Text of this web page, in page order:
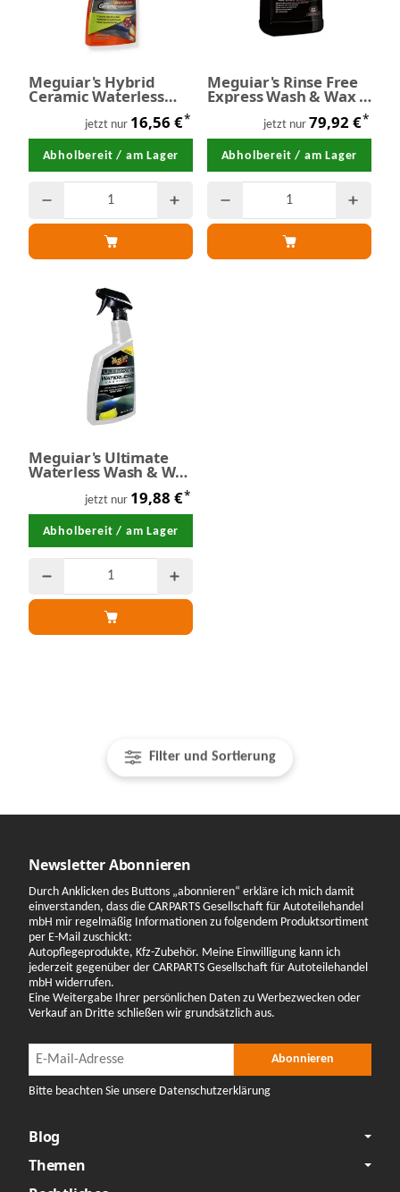
Filter und Sortierung
Meguiar's Hybrid
Ceramic Waterless
Trockenwäsche 710 ml
jetzt nur 16,56 €*
Abholbereit / am Lager
Meguiar's Rinse Free
Express Wash & Wax -
Trockenwäsche 3,78
jetzt nur 79,92 €*
Abholbereit / am Lager
Meguiar's Ultimate
Waterless Wash & Wax
jetzt nur 19,88 €*
Abholbereit / am Lager
Newsletter Abonnieren
Durch Anklicken des Buttons „abonnieren“ erkläre ich mich damit
einverstanden, dass die CARPARTS Gesellschaft für Autoteilehandel
mbH mir regelmäßig Informationen zu folgendem Produktsortiment
per E-Mail zuschickt:
Autopflegeprodukte, Kfz-Zubehör. Meine Einwilligung kann ich
jederzeit gegenüber der CARPARTS Gesellschaft für Autoteilehandel
mbH widerrufen.
Eine Weitergabe Ihrer persönlichen Daten zu Werbezwecken oder
Verkauf an Dritte schließen wir grundsätzlich aus.
Newsletter Abonnieren Abonnieren
Bitte beachten Sie unsere Datenschutzerklärung
Blog
Themen